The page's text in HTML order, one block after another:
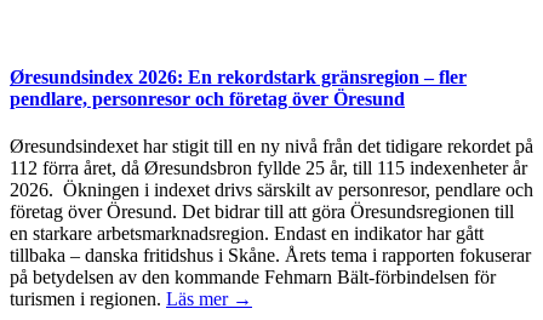
Øresundsindex 2026: En rekordstark gränsregion – fler
pendlare, personresor och företag över Öresund
Øresundsindexet har stigit till en ny nivå från det tidigare rekordet på
112 förra året, då Øresundsbron fyllde 25 år, till 115 indexenheter år
2026. Ökningen i indexet drivs särskilt av personresor, pendlare och
företag över Öresund. Det bidrar till att göra Öresundsregionen till
en starkare arbetsmarknadsregion. Endast en indikator har gått
tillbaka – danska fritidshus i Skåne. Årets tema i rapporten fokuserar
på betydelsen av den kommande Fehmarn Bält-förbindelsen för
turismen i regionen. Läs mer →